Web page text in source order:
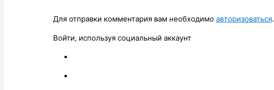
Для отправки комментария вам необходимоавторизоваться.
Войти, используя социальный аккаунт